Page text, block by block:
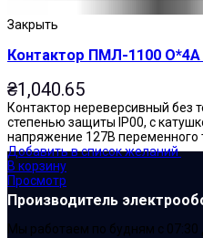
Закрыть
Контактор ПМЛ-1100 О*4А
₴1,040.65
Контактор нереверсивный без
степенью защиты IP00, с
напряжение 127В переменного
Добавить в список желаний
В корзину
Просмотр
Производитель
Мы работаем по будням с 07:30